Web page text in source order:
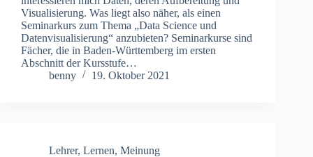
Visualisierung. Was liegt also näher, als einen
Seminarkurs zum Thema „Data Science und
Datenvisualisierung“ anzubieten? Seminarkurse sind
Fächer, die in Baden-Württemberg im ersten
Abschnitt der Kursstufe…
benny
19. Oktober 2021
Lehrer, Lernen, Meinung